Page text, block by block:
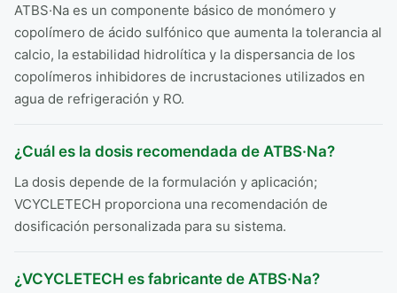
ATBS·Na es un componente básico de monómero y
copolímero de ácido sulfónico que aumenta la tolerancia al
calcio, la estabilidad hidrolítica y la dispersancia de los
copolímeros inhibidores de incrustaciones utilizados en
agua de refrigeración y RO.
¿Cuál es la dosis recomendada de ATBS·Na?
La dosis depende de la formulación y aplicación;
VCYCLETECH proporciona una recomendación de
dosificación personalizada para su sistema.
¿VCYCLETECH es fabricante de ATBS·Na?